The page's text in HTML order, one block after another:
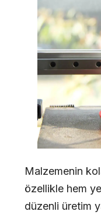
Malzemenin
özellikle hem
düzenli üretim